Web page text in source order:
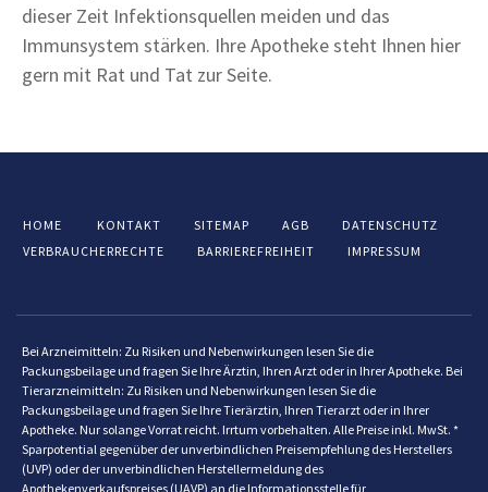
dieser Zeit Infektionsquellen meiden und das
Immunsystem stärken. Ihre Apotheke steht Ihnen hier
gern mit Rat und Tat zur Seite.
HOME KONTAKT SITEMAP AGB
DATENSCHUTZ
VERBRAUCHERRECHTE
BARRIEREFREIHEIT IMPRESSUM
Bei Arzneimitteln: Zu Risiken und Nebenwirkungen lesen Sie die
Packungsbeilage und fragen Sie Ihre Ärztin, Ihren Arzt oder in Ihrer Apotheke. Bei
Tierarzneimitteln: Zu Risiken und Nebenwirkungen lesen Sie die
Packungsbeilage und fragen Sie Ihre Tierärztin, Ihren Tierarzt oder in Ihrer
Apotheke. Nur solange Vorrat reicht. Irrtum vorbehalten. Alle Preise inkl. MwSt. *
Sparpotential gegenüber der unverbindlichen Preisempfehlung des Herstellers
(UVP) oder der unverbindlichen Herstellermeldung des
Apothekenverkaufspreises (UAVP) an die Informationsstelle für